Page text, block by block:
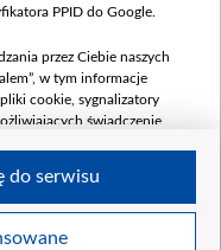
PPID do Google.
przez Ciebie naszych
w tym informacje
cookie, sygnalizatory
świadczenie
przez Ciebie
do serwisu